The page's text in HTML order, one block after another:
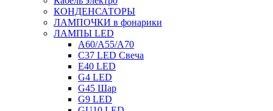
КОНДЕНСАТОРЫ
ЛАМПОЧКИ в фонарики
ЛАМПЫ LED
A60/A55/A70
C37 LED Свеча
E40 LED
G4 LED
G45 Шар
G9 LED